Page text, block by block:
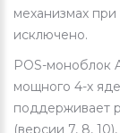
механизмах
исключено.
POS-моноблок
мощного 4-х
поддерживает